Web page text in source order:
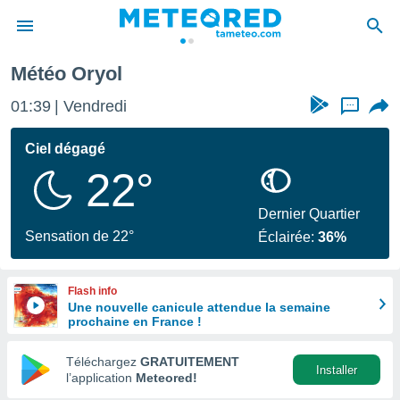
de
en
Météo Oryol
01:39 Vendredi ...
Ciel dégagé
22°
Sensation de 22°
Dernier Quartier
Éclairée:36%
Flash info
Une nouvelle canicule attendue la semaine
prochaine en France !
Téléchargez GRATUITEMENT
l’application Meteored!
Installer